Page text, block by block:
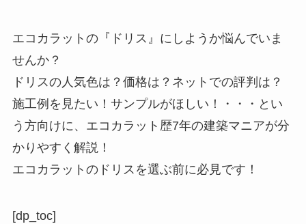
エコカラットの『 ドリス 』にしようか悩んでいま
せんか？
ドリスの人気色は？価格は？ネットでの評判 は？
施工例 を見たい！サンプルがほしい！・・・とい
う方向けに、エコカラット歴7年の建築マニアが分
かりやすく解説！
エコカラットのドリスを選ぶ前に必見です！
[dp_toc]